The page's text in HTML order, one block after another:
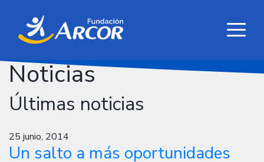
Noticias
Últimas noticias
25 junio, 2014
Un salto a más oportunidades